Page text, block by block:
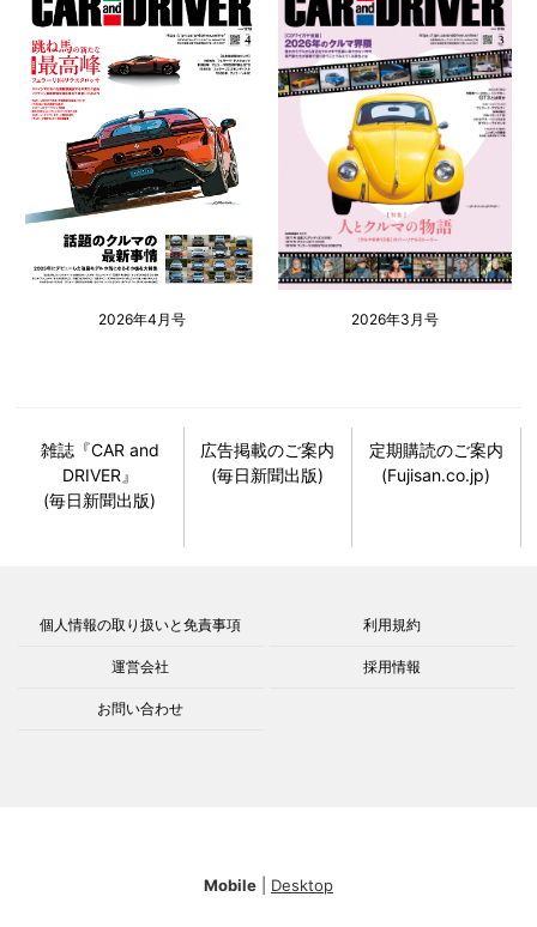
2026年4月号 2026年3月号
雑誌『CAR and
DRIVER』
(毎日新聞出版)
広告掲載のご案内
(毎日新聞出版)
定期購読のご案内
(Fujisan.co.jp)
個人情報の取り扱いと免責事項 利用規約
運営会社 採用情報
お問い合わせ
Mobile Desktop